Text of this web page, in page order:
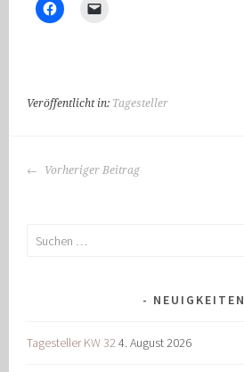
Veröffentlicht in: Tagesteller
BEITRAGS-
Vorheriger Beitrag
Suchen
NEUIGKEITEN
Tagesteller KW 324. August 2026